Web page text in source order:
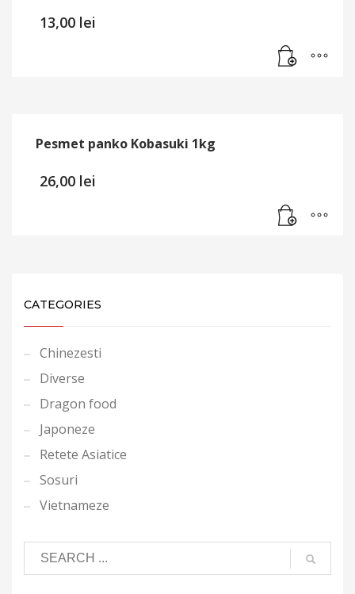
13,00 lei
Pesmet panko Kobasuki 1kg
26,00 lei
CATEGORIES
Chinezesti
Diverse
Dragon food
Japoneze
Retete Asiatice
Sosuri
Vietnameze